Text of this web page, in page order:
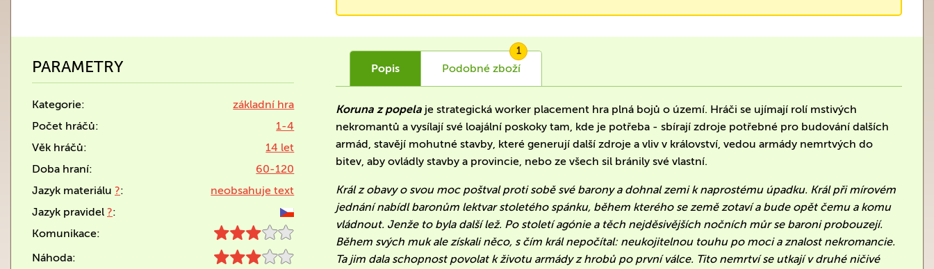
PARAMETRY
Kategorie:
základní hra
Počet hráčů:
1-4
Věk hráčů:
14 let
Doba hraní:
60-120
Jazyk materiálu ?:
neobsahuje text
Jazyk pravidel ?:
Komunikace:
Náhoda:
Popis Podobné zboží
1
Koruna z popela je strategická worker placement hra plná bojů o území. Hráči se ujímají rolí mstivých
nekromantů a vysílají své loajální poskoky tam, kde je potřeba - sbírají zdroje potřebné pro budování dalších
armád, stavějí mohutné stavby, které generují další zdroje a vliv v království, vedou armády nemrtvých do
bitev, aby ovládly stavby a provincie, nebo ze všech sil bránily své vlastní.
Král z obavy o svou moc poštval proti sobě své barony a dohnal zemi k naprostému úpadku. Král při mírovém
jednání nabídl baronům lektvar stoletého spánku, během kterého se země zotaví a bude opět čemu a komu
vládnout. Jenže to byla další lež. Po století agónie a těch nejděsivějších nočních můr se baroni probouzejí.
Během svých muk ale získali něco, s čím král nepočítal: neukojitelnou touhu po moci a znalost nekromancie.
Ta jim dala schopnost povolat k životu armády z hrobů po první válce. Tito nemrtví se utkají v druhé ničivé